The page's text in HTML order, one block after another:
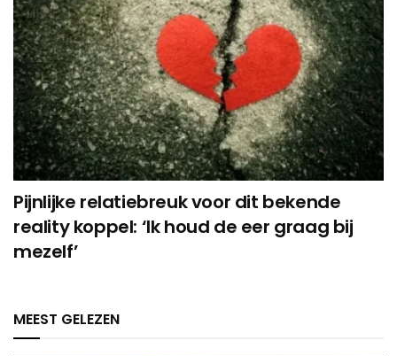
Pijnlijke relatiebreuk voor dit bekende
reality koppel: ‘Ik houd de eer graag bij
mezelf’
MEEST GELEZEN